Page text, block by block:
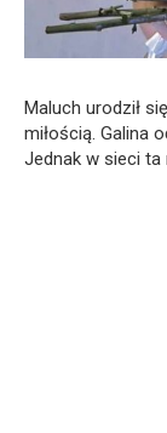
Maluch urodził
miłością. Galina
Jednak w sieci ta